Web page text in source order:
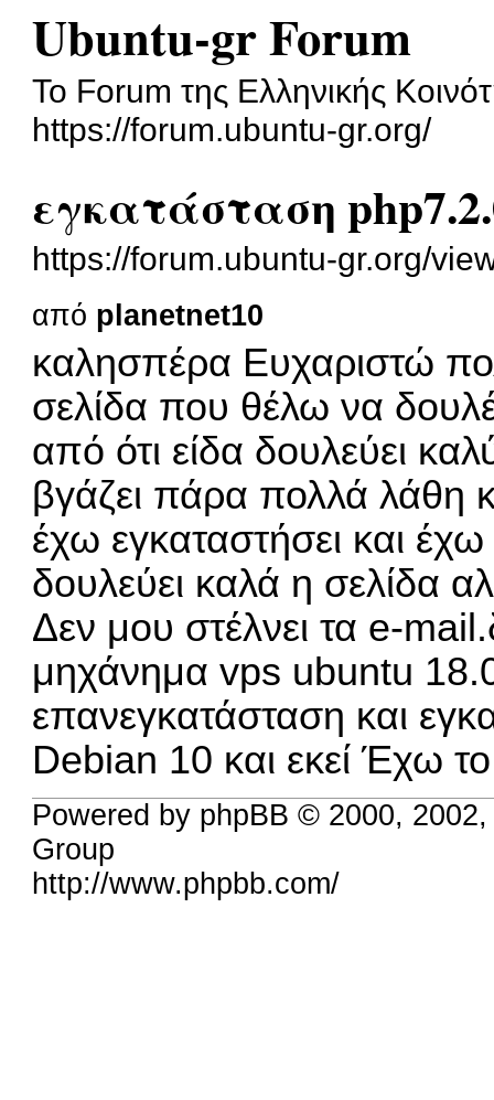
Ubuntu-gr Forum
To Forum της Ελληνικής
https://forum.ubuntu-gr.org/
εγκατάσταση
https://forum.ubuntu-gr.org/
από planetnet10
καλησπέρα Ευχαριστώ
σελίδα που θέλω να
από ότι είδα δουλεύει
βγάζει πάρα πολλά λάθη
έχω εγκαταστήσει και
δουλεύει καλά η σελίδα
Δεν μου στέλνει τα e-
μηχάνημα vps ubuntu
επανεγκατάσταση και
Debian 10 και εκεί Έχω
Powered by phpBB © 2000,
Group
http://www.phpbb.com/